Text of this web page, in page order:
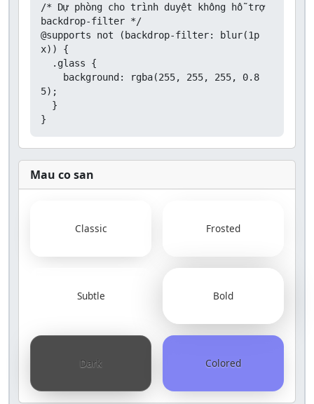
/* Dự phòng cho trình duyệt không hỗ trợ
backdrop-filter */
@supports not (backdrop-filter: blur(1p
x)) {
5);
}
Mau co san
Classic Frosted
Subtle Bold
Dark Colored